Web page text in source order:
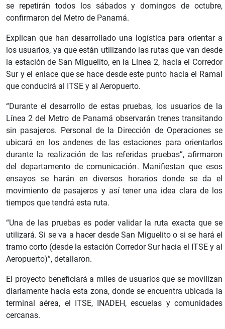
se repetirán todos los sábados y domingos de octubre,
confirmaron del Metro de Panamá.
Explican que han desarrollado una logística para orientar a
los usuarios, ya que están utilizando las rutas que van desde
la estación de San Miguelito, en la Línea 2, hacia el Corredor
Sur y el enlace que se hace desde este punto hacia el Ramal
que conducirá al ITSE y al Aeropuerto.
“Durante el desarrollo de estas pruebas, los usuarios de la
Línea 2 del Metro de Panamá observarán trenes transitando
sin pasajeros. Personal de la Dirección de Operaciones se
ubicará en los andenes de las estaciones para orientarlos
durante la realización de las referidas pruebas”, afirmaron
del departamento de comunicación. Manifiestan que esos
ensayos se harán en diversos horarios donde se da el
movimiento de pasajeros y así tener una idea clara de los
tiempos que tendrá esta ruta.
“Una de las pruebas es poder validar la ruta exacta que se
utilizará. Si se va a hacer desde San Miguelito o si se hará el
tramo corto (desde la estación Corredor Sur hacia el ITSE y al
Aeropuerto)”, detallaron.
El proyecto beneficiará a miles de usuarios que se movilizan
diariamente hacia esta zona, donde se encuentra ubicada la
terminal aérea, el ITSE, INADEH, escuelas y comunidades
cercanas.